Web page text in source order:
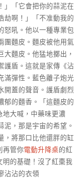
」「它會把你的蒜泥在
劫啊！」「不准動我的
怒吼。他以一種專業包
團麵皮。麵皮被他用氣
麵皮。他猛地擲出，
護盾。這就是家傳《沾
滿彈性。藍色離子炮光
開蓋的聲音。護盾劇烈
郁的麵香。「這麵皮的
大喊，中藥味更濃
泥，那是宇宙的希望。
，將那口比他還胖的缸
再管你電動升降桌的紅
的基礎！沒了紅棗我
沾沾的衣領